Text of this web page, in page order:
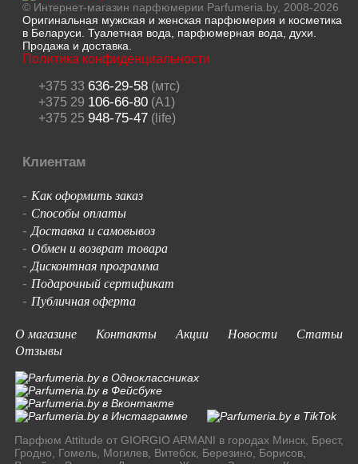
© Интернет-магазин парфюмерии Parfumeria.by, 2008-2026
Оригинальная мужская и женская парфюмерия и косметика
в Беларуси. Туалетная вода, парфюмерная вода, духи.
Продажа и доставка.
Политика конфиденциальности
+375 33 636-29-58(мтс)
+375 29 106-66-80(A1)
+375 25 948-75-47(life)
Клиентам
- Как оформить заказ
- Способы оплаты
-Доставка и самовывоз
- Обмен и возврат товара
-Дисконтная программа
- Подарочный сертификат
- Публичная оферта
О магазине
Контакты Акции Новости
Статьи
Отзывы
Парфюм Attitude от GIORGIO ARMANI в городах Минск, Брест,
Гродно, Гомель, Могилев, Витебск, Березино, Борисов,